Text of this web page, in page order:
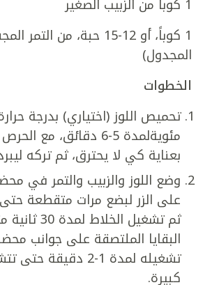
1 كوباً، أو 12-15 حبة، من
المجدول)
الخطوات
مئويةلمدة 5-6 دقائق،
بعناية كي لا يحترق، ثم تركه
وضع اللوز والزبيب والتمر في
على الزر لبضع مرات متقطعة حتى
ثم تشغيل
البقايا الملتصقة على جوانب
تشغيله لمدة 1-2
كبيرة.